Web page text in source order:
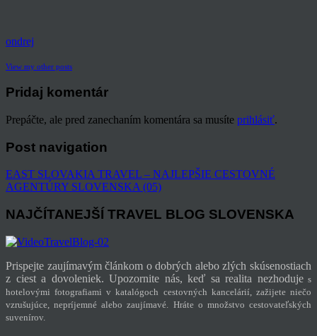
ondrej
View my other posts
Pridaj komentár
Prepáčte, ale pred zanechaním komentára sa musíte prihlásiť.
Post navigation
EAST SLOVAKIA TRAVEL – NAJLEPŠIE CESTOVNÉ
AGENTÚRY SLOVENSKA (05)
NAJČÍTANEJŠÍ TRAVEL BLOG SLOVENSKA
Prispejte zaujímavým článkom o dobrých alebo zlých skúsenostiach
z ciest a dovoleniek. Upozornite nás, keď sa realita nezhodujes
hotelovými fotografiami v katalógoch cestovných kancelárií, zažijete niečo
vzrušujúce, nepríjemné alebo zaujímavé. Hráte o množstvo cestovateľských
suvenírov.